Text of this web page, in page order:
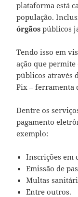
plataforma está
população.
órgãos públicos
Tendo isso em
ação que permite
públicos através
Pix – ferramenta
Dentre os
pagamento
exemplo:
Inscrições em
Emissão de
Multas
Entre outros.